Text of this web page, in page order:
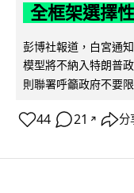
全框架選擇
彭博社報道，白宮通
模型將不納入特朗普
則聯署呼籲政府不要
44 21 ↗ 分